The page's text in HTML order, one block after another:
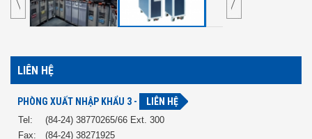
LIÊN HỆ
PHÒNG XUẤT NHẬP KHẨU 3 - LIÊN HỆ
Tel:
(84-24) 38770265/66 Ext. 300
Fax:
(84-24) 38271925